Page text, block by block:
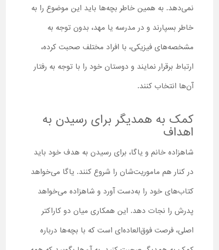
نمی‌دهد. به همین خاطر بچه‌ها باید این موضوع را به
خاطر بسپارند و در مدرسه یا مهد، بدون توجه به
مشخصه‌های فیزیکی، با افراد مختلف صحبت کرده،
ارتباط برقرار نمایند و دوستان خود را با توجه به رفتار
آن‌ها انتخاب کنند.
کمک به همدیگر برای رسیدن به
اهداف
شاهزاده خانم و یاگا، برای رسیدن به هدف خود باید
در کنار هم ماموریت‌شان را شروع کنند. یاگا می‌خواهد
کتاب‌های خود را به‌دست آورد و شاهزاده می‌خواهد
پدرش را نجات دهد. این همکاری میان دو کاراکتر
اصلی، فرصت فوق‌العاده‌ای است که با بچه‌ها درباره